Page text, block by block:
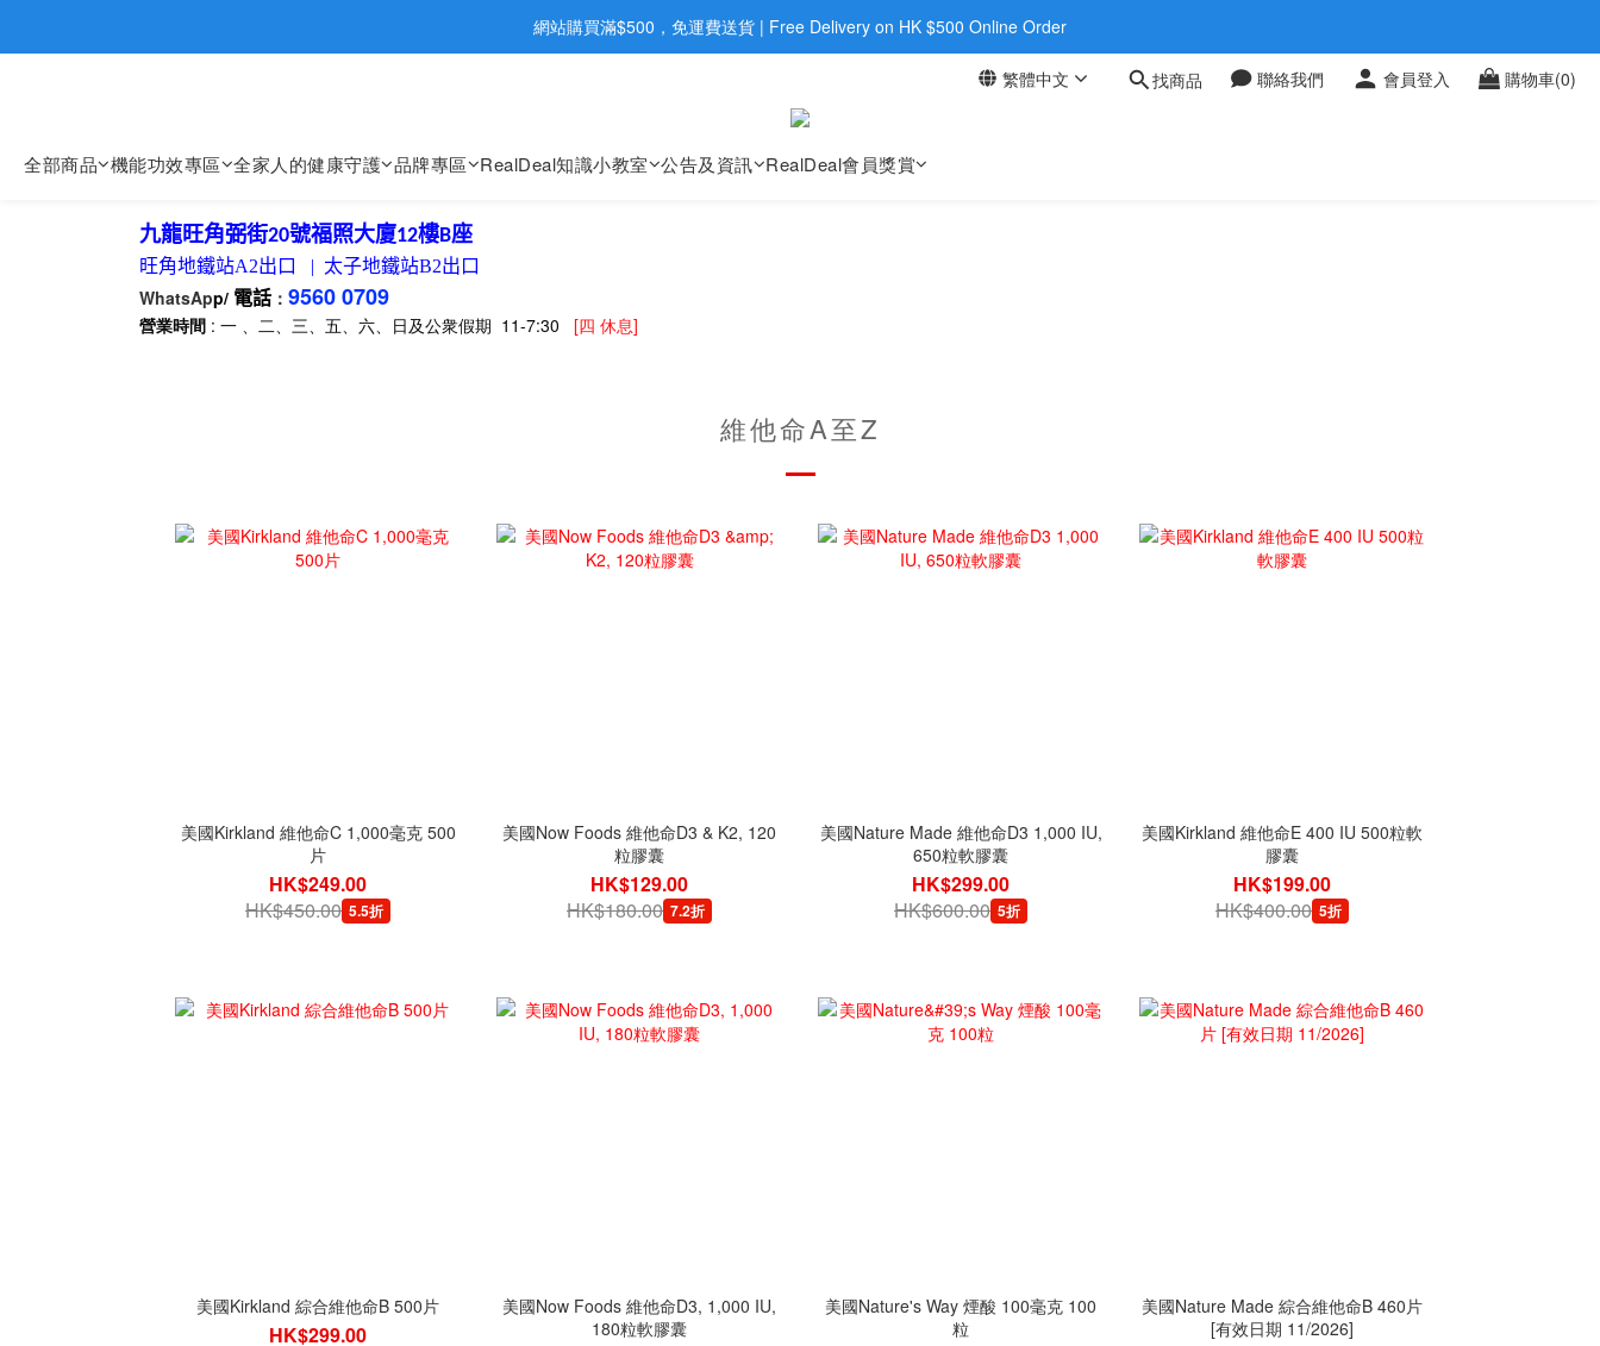
歡迎親臨旺角店購買：旺角弼街20號12樓B  |  RealDeal 保健品 | WhatsApp 9560 0709
網站購買滿$500，免運費送貨 | Free Delivery on HK $500 Online Order
歡迎親臨旺角店購買：旺角弼街20號12樓B  |  RealDeal 保健品 | WhatsApp 9560 0709
繁體中文 找商品 聯絡我們 會員登入 購物車(0)
全部商品 機能功效專區 全家人的健康守護 品牌專區 RealDeal知識小教室 公告及資訊 RealDeal會員獎賞
九龍旺角弼街20號福照大廈12樓B座
旺角地鐵站A2出口 | 太子地鐵站B2出口
WhatsApp/ 電話 ： 9560 0709
營業時間 : 一 、二、三、五、六、日及公衆假期 11-7:30 [四 休息]
維他命A至Z
美國Kirkland 維他命C 1,000毫克 500
片
HK$249.00
HK$450.00 5.5折
美國Now Foods 維他命D3 & K2, 120
粒膠囊
HK$129.00
HK$180.00 7.2折
美國Nature Made 維他命D3 1,000 IU,
650粒軟膠囊
HK$299.00
HK$600.00 5折
美國Kirkland 維他命E 400 IU 500粒軟
膠囊
HK$199.00
HK$400.00 5折
美國Kirkland 綜合維他命B 500片
HK$299.00
美國Now Foods 維他命D3, 1,000 IU,
180粒軟膠囊
美國Nature's Way 煙酸 100毫克 100
粒
美國Nature Made 綜合維他命B 460片
[有效日期 11/2026]